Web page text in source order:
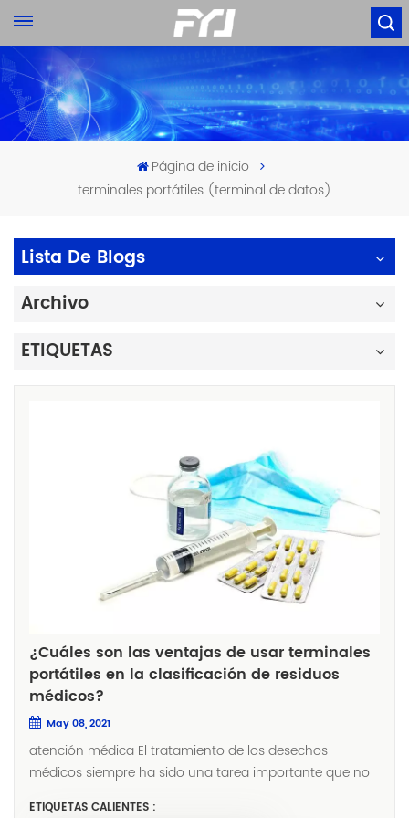
Página de inicio
terminales portátiles (terminal de datos)
Lista De Blogs
Archivo
ETIQUETAS
¿Cuáles son las ventajas de usar terminales
portátiles en la clasificación de residuos
médicos?
May 08, 2021
atención médica El tratamiento de los desechos
médicos siempre ha sido una tarea importante que no
ETIQUETAS CALIENTES :